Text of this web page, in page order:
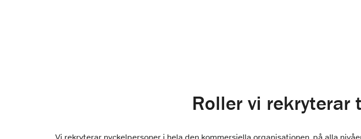
Roller vi